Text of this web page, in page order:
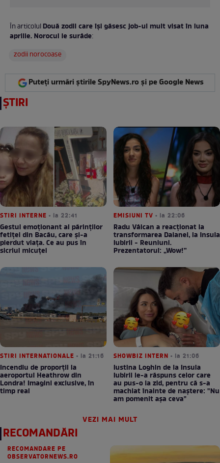
În articolulDouă zodii care își găsesc job-ul mult visat în luna
aprilie. Norocul le surâde:
zodii norocoase
Puteți urmări știrile SpyNews.ro și pe Google News
ȘTIRI
STIRI INTERNE • la 22:41
Gestul emoționant al părinților
fetiței din Bacău, care și-a
pierdut viața. Ce au pus în
sicriul micuței
EMISIUNI TV • la 22:06
Radu Vâlcan a reacționat la
transformarea Daianei, la Insula
Iubirii - Reuniuni.
Prezentatorul: „Wow!”
STIRI INTERNATIONALE • la 21:16
Incendiu de proporții la
aeroportul Heathrow din
Londra! Imagini exclusive, în
timp real
SHOWBIZ INTERN • la 21:06
Iustina Loghin de la Insula
Iubirii le-a răspuns celor care
au pus-o la zid, pentru că s-a
machiat înainte de naștere: "Nu
am pomenit așa ceva"
VEZI MAI MULT
RECOMANDĂRI
RECOMANDARE PE
OBSERVATORNEWS.RO